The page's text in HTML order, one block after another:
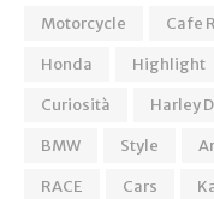
Motorcycle Cafe
Honda
Highlight
Curiosità
Harley
BMW
Style
RACE
Cars